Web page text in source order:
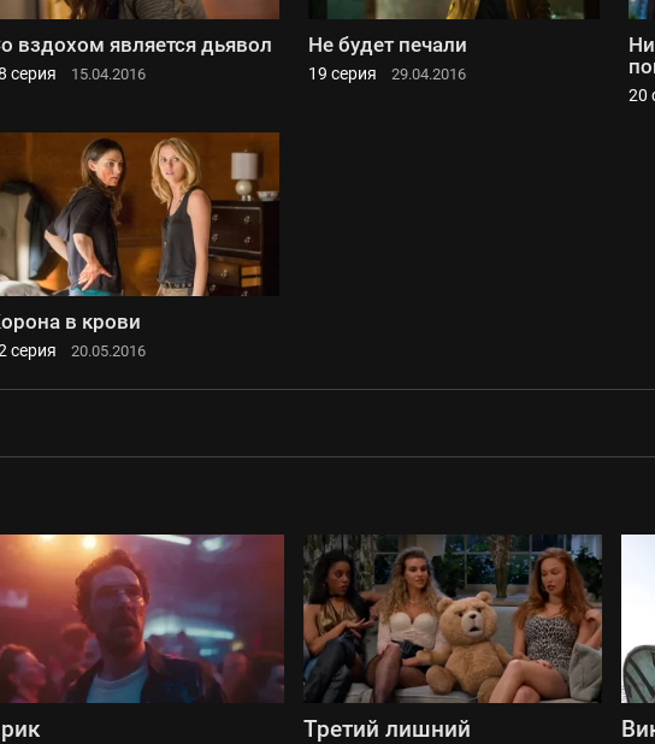
вздохом является дьявол
серия 15.04.2016
Не будет печали
19 серия 29.04.2016
20
в крови
серия 20.05.2016
Третий лишний